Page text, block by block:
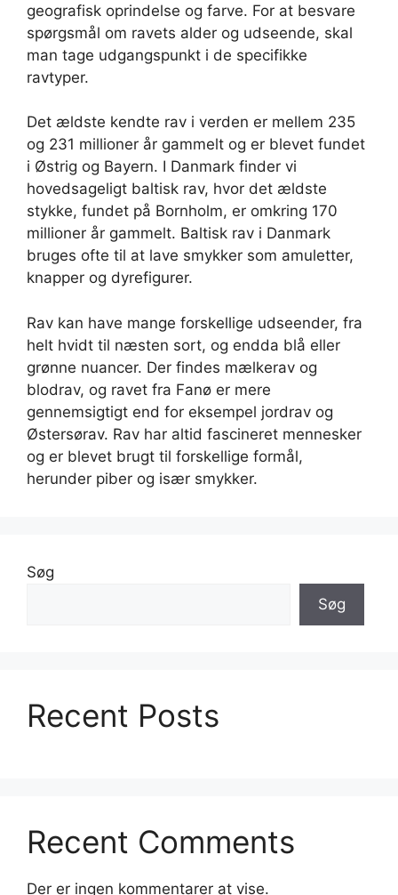
geografisk oprindelse og farve. For at besvare
spørgsmål om ravets alder og udseende, skal
man tage udgangspunkt i de specifikke
ravtyper.
Det ældste kendte rav i verden er mellem 235
og 231 millioner år gammelt og er blevet fundet
i Østrig og Bayern. I Danmark finder vi
hovedsageligt baltisk rav, hvor det ældste
stykke, fundet på Bornholm, er omkring 170
millioner år gammelt. Baltisk rav i Danmark
bruges ofte til at lave smykker som amuletter,
knapper og dyrefigurer.
Rav kan have mange forskellige udseender, fra
helt hvidt til næsten sort, og endda blå eller
grønne nuancer. Der findes mælkerav og
blodrav, og ravet fra Fanø er mere
gennemsigtigt end for eksempel jordrav og
Østersørav. Rav har altid fascineret mennesker
og er blevet brugt til forskellige formål,
herunder piber og især smykker.
Søg
Søg
Recent Posts
Recent Comments
Der er ingen kommentarer at vise.